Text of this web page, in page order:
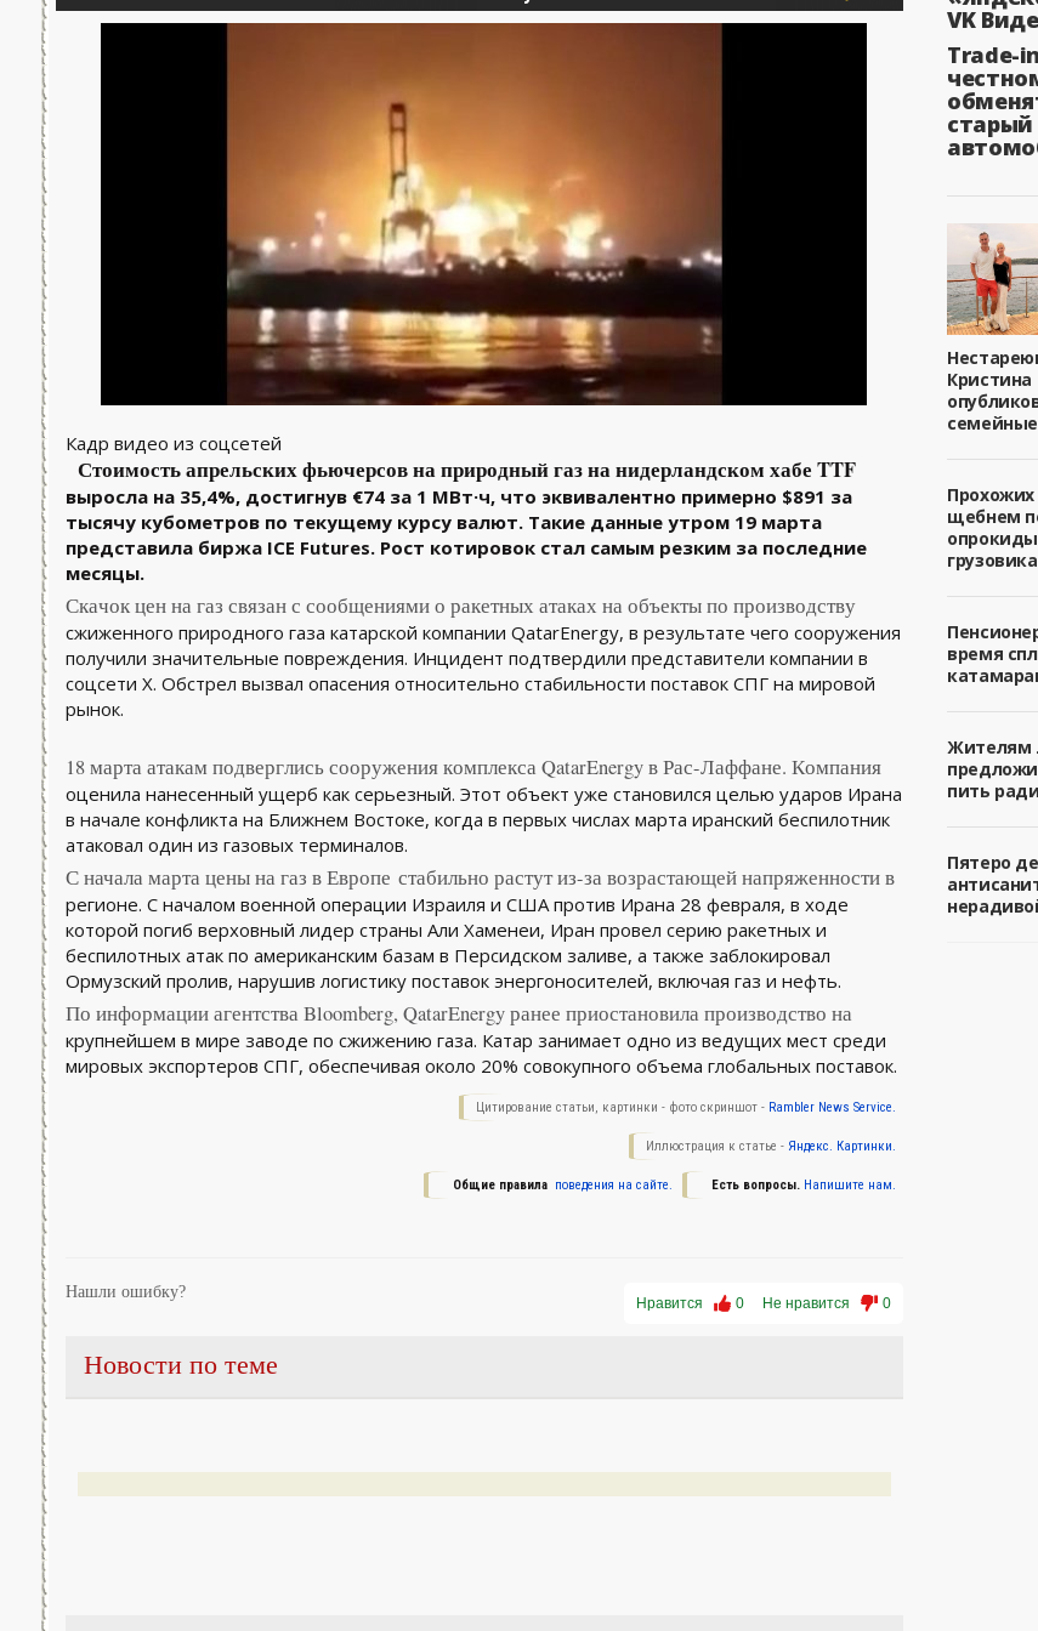
Кадр видео из соцсетей
Стоимость апрельских фьючерсов на природный газ на нидерландском хабе TTF
выросла на 35,4%, достигнув €74 за 1 МВт·ч, что эквивалентно примерно $891 за
тысячу кубометров по текущему курсу валют. Такие данные утром 19 марта
представила биржа ICE Futures. Рост котировок стал самым резким за последние
месяцы.
Скачок цен на газ связан с сообщениями о ракетных атаках на объекты по производству
сжиженного природного газа катарской компании QatarEnergy, в результате чего сооружения
получили значительные повреждения. Инцидент подтвердили представители компании в
соцсети Х. Обстрел вызвал опасения относительно стабильности поставок СПГ на мировой
рынок.
18 марта атакам подверглись сооружения комплекса QatarEnergy в Рас-Лаффане. Компания
оценила нанесенный ущерб как серьезный. Этот объект уже становился целью ударов Ирана
в начале конфликта на Ближнем Востоке, когда в первых числах марта иранский беспилотник
атаковал один из газовых терминалов.
С начала марта цены на газ в Европе стабильно растут из-за возрастающей напряженности в
регионе. С началом военной операции Израиля и США против Ирана 28 февраля, в ходе
которой погиб верховный лидер страны Али Хаменеи, Иран провел серию ракетных и
беспилотных атак по американским базам в Персидском заливе, а также заблокировал
Ормузский пролив, нарушив логистику поставок энергоносителей, включая газ и нефть.
По информации агентства Bloomberg, QatarEnergy ранее приостановила производство на
крупнейшем в мире заводе по сжижению газа. Катар занимает одно из ведущих мест среди
мировых экспортеров СПГ, обеспечивая около 20% совокупного объемa глобальных поставок.
Цитирование статьи, картинки - фото скриншот - Rambler News Service.
Иллюстрация к статье - Яндекс. Картинки.
Есть вопросы. Напишите нам.
Общие правила поведения на сайте.
Нравится 0 Не нравится 0
Нашли ошибку?
Новости по теме
VK
Trade-
старый
семейные
щебнем
грузовика
время
Жителям
пить
Пятеро